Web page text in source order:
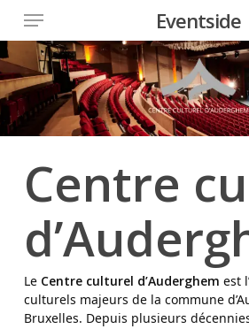
main
content
Eventside
Centre
Le Centre culturel d’Auderghem est
culturels majeurs de la commune d’
Bruxelles. Depuis plusieurs